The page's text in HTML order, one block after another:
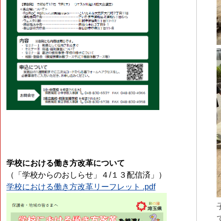
学校における働き方改革について
（「学校からのおしらせ」４/１３配信済」）
学校における働き方改革リーフレット .pdf